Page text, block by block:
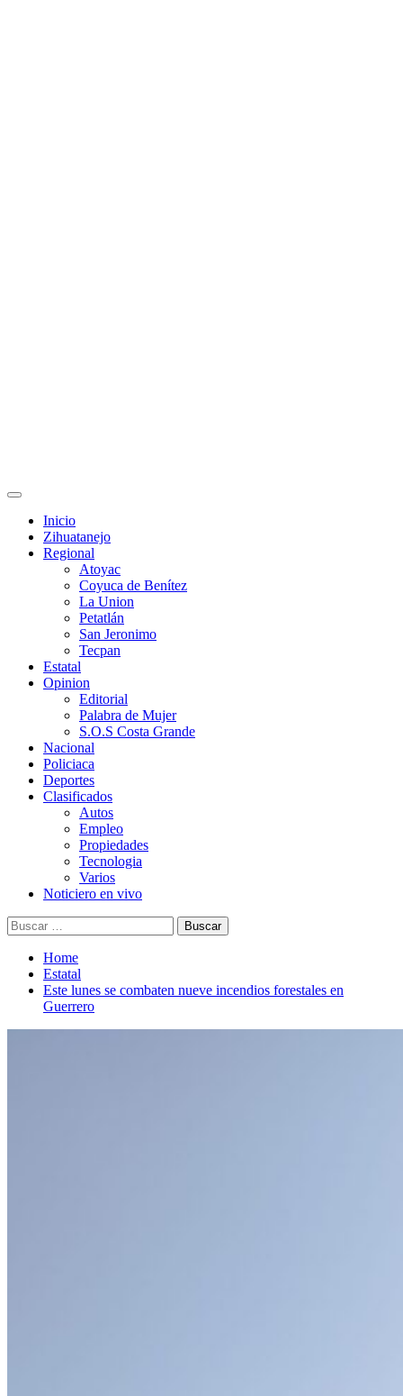
Primary
Inicio
Zihuatanejo
Regional
Atoyac
Coyuca de Benítez
La Union
Petatlán
San Jeronimo
Tecpan
Estatal
Opinion
Editorial
Palabra de Mujer
S.O.S Costa Grande
Nacional
Policiaca
Deportes
Clasificados
Autos
Empleo
Propiedades
Tecnologia
Varios
Noticiero en vivo
Buscar:
Home
Estatal
Este lunes se combaten nueve incendios forestales en
Guerrero